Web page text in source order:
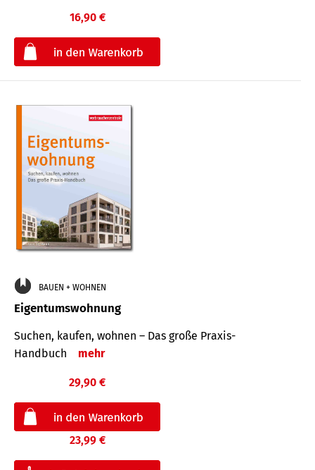
16,90 €
BAUEN + WOHNEN
Eigentumswohnung
Suchen, kaufen, wohnen – Das große Praxis-
Handbuch
mehr
29,90 €
23,99 €